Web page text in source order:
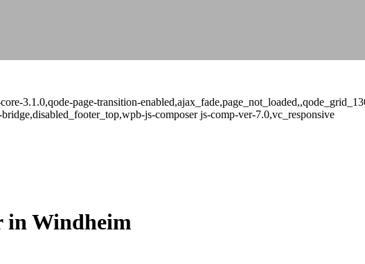
3.1.0,qode-page-transition-
js-composer js-comp-ver-7.0,vc_responsive
in Windheim